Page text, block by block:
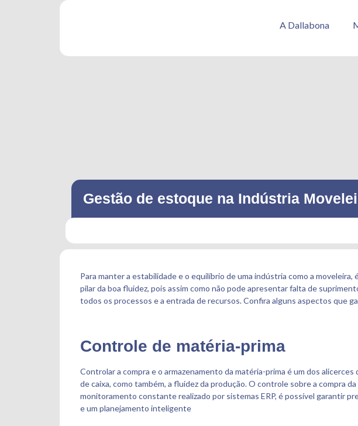
A Dallabona
Gestão de estoque na Indústria
Para manter a estabilidade e o equilíbrio de uma indústria como a
pilar da boa fluidez, pois assim como não pode apresentar falta de
todos os processos e a entrada de recursos. Confira alguns aspectos que
Controle de matéria-prima
Controlar a compra e o armazenamento da matéria-prima é um dos
de caixa, como também, a fluidez da produção. O controle sobre a compra
monitoramento constante realizado por sistemas ERP, é possível garantir
e um planejamento inteligente